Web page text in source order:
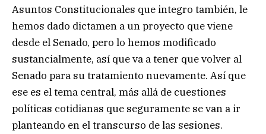
Asuntos Constitucionales que integro también, le
hemos dado dictamen a un proyecto que viene
desde el Senado, pero lo hemos modificado
sustancialmente, así que va a tener que volver al
Senado para su tratamiento nuevamente. Así que
ese es el tema central, más allá de cuestiones
políticas cotidianas que seguramente se van a ir
planteando en el transcurso de las sesiones.